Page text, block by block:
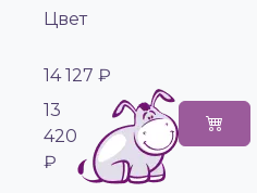
Цвет
14 127 ₽
13
420
₽